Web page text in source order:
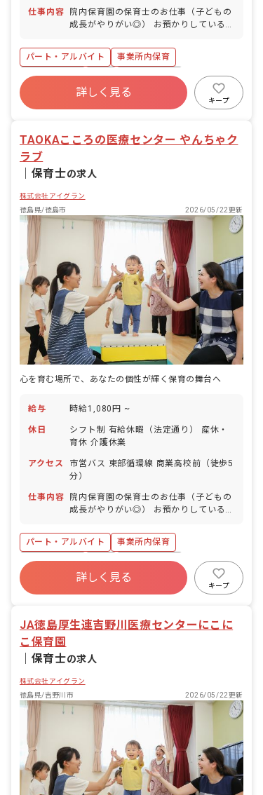
仕事内容
院内保育園の保育士のお仕事（子どもの
成長がやりがい◎） お預かりしている子
食事・睡眠・排泄・清潔・衣類の着脱等
・集団生活を通じた社会性の装着 ・行事
の計画・実行、お知らせの作成
パート・アルバイト
事業所内保育
福利厚生充実
有給
産休育休制度
研修充実
詳しく見る
キープ
TAOKAこころの医療センター やんちゃク
ラブ
保育士の求人
株式会社アイグラン
徳島県/徳島市
2026/05/22更新
心を育む場所で、あなたの個性が輝く保育の舞台へ
給与 時給1,080円 ~
休日
シフト制 有給休暇（法定通り） 産休・
育休 介護休業
アクセス
市営バス 東部循環線 商業高校前（徒歩5
分）
仕事内容
院内保育園の保育士のお仕事（子どもの
成長がやりがい◎） お預かりしている子
食事・睡眠・排泄・清潔・衣類の着脱等
・集団生活を通じた社会性の装着 ・行事
の計画・実行、お知らせの作成
パート・アルバイト
事業所内保育
福利厚生充実
有給
産休育休制度
研修充実
詳しく見る
キープ
JA徳島厚生連吉野川医療センターにこに
こ保育園
保育士の求人
株式会社アイグラン
徳島県/吉野川市
2026/05/22更新